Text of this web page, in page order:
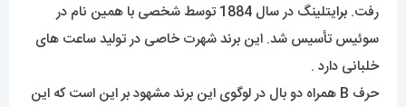
رفت. برا
یتلینگ در سال 1884 توسط شخصی با همین نام در
سوئیس تأسیس شد. این برند شهرت خاصی در تولید ساعت های
خلبانی دارد .
حرف B همراه دو بال در لوگوی این برند مشهود بر این است که این